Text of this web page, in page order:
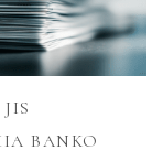
BANKO